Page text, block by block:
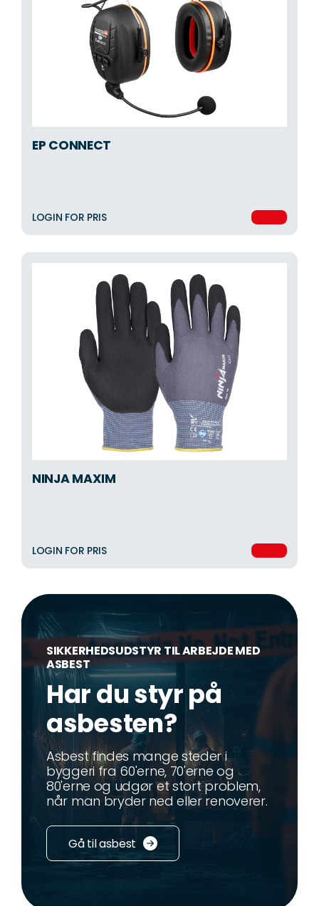
EP CONNECT
LOGIN FOR PRIS
NINJA MAXIM
LOGIN FOR PRIS
SIKKERHEDSUDSTYR TIL ARBEJDE MED
ASBEST
Har du styr på
asbesten?
Asbest findes mange steder i
byggeri fra 60'erne, 70'erne og
80'erne og udgør et stort problem,
når man bryder ned eller renoverer.
Gå til asbest